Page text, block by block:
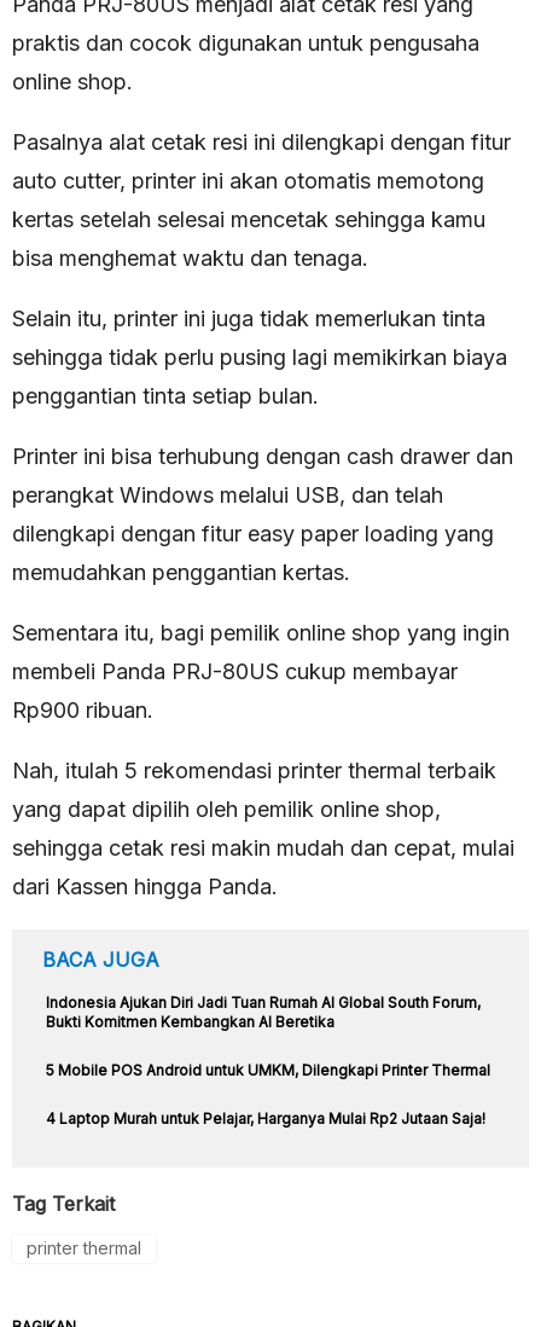
praktis dan cocok digunakan untuk pengusaha
online shop.
Pasalnya alat cetak resi ini dilengkapi dengan fitur
auto cutter, printer ini akan otomatis memotong
kertas setelah selesai mencetak sehingga kamu
bisa menghemat waktu dan tenaga.
Selain itu, printer ini juga tidak memerlukan tinta
sehingga tidak perlu pusing lagi memikirkan biaya
penggantian tinta setiap bulan.
Printer ini bisa terhubung dengan cash drawer dan
perangkat Windows melalui USB, dan telah
dilengkapi dengan fitur easy paper loading yang
memudahkan penggantian kertas.
Sementara itu, bagi pemilik online shop yang ingin
membeli Panda PRJ-80US cukup membayar
Rp900 ribuan.
Nah, itulah 5 rekomendasi printer thermal terbaik
yang dapat dipilih oleh pemilik online shop,
sehingga cetak resi makin mudah dan cepat, mulai
dari Kassen hingga Panda.
BACA JUGA
Indonesia Ajukan Diri Jadi Tuan Rumah AI Global South Forum,
Bukti Komitmen Kembangkan AI Beretika
5 Mobile POS Android untuk UMKM, Dilengkapi Printer Thermal
4 Laptop Murah untuk Pelajar, Harganya Mulai Rp2 Jutaan Saja!
Tag Terkait
printer thermal